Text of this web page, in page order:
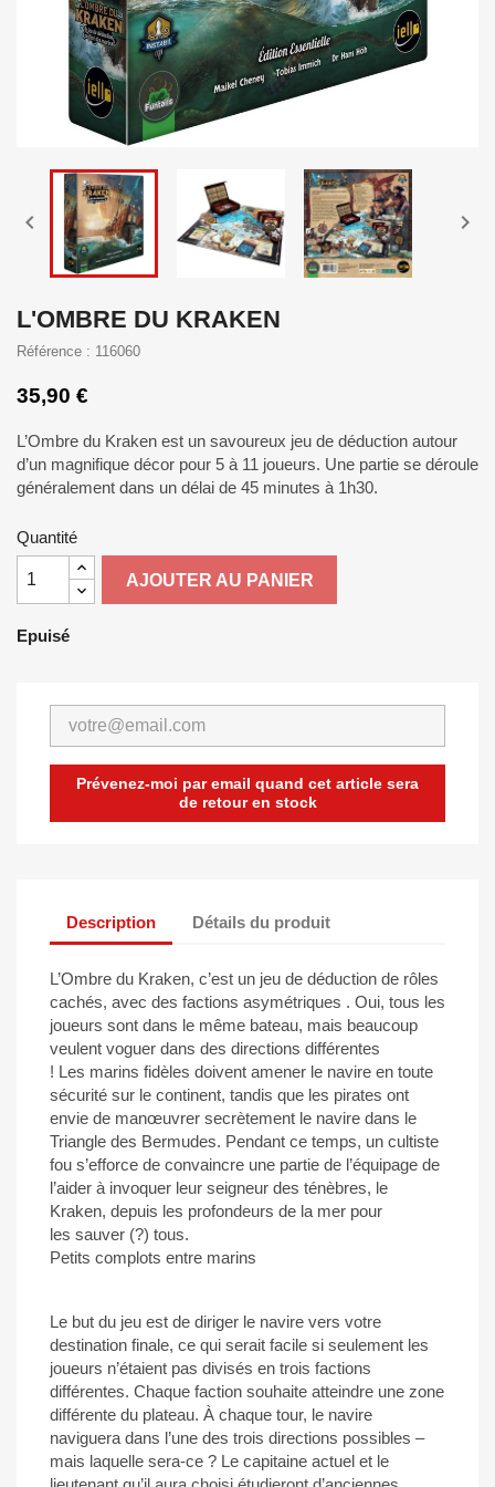
 
L'OMBRE DU KRAKEN
Référence : 116060
35,90 €
L’Ombre du Kraken est un savoureux jeu de déduction autour
d’un magnifique décor pour 5 à 11 joueurs. Une partie se déroule
généralement dans un délai de 45 minutes à 1h30.
Quantité
AJOUTER AU PANIER
Epuisé
Prévenez-moi par email quand cet article sera
de retour en stock
Description Détails du produit
L’Ombre du Kraken, c’est un jeu de déduction de rôles
cachés, avec des factions asymétriques . Oui, tous les
joueurs sont dans le même bateau, mais beaucoup
veulent voguer dans des directions différentes
! Les marins fidèles doivent amener le navire en toute
sécurité sur le continent, tandis que les pirates ont
envie de manœuvrer secrètement le navire dans le
Triangle des Bermudes. Pendant ce temps, un cultiste
fou s’efforce de convaincre une partie de l’équipage de
l’aider à invoquer leur seigneur des ténèbres, le
Kraken, depuis les profondeurs de la mer pour
les sauver (?) tous.
Petits complots entre marins
Le but du jeu est de diriger le navire vers votre
destination finale, ce qui serait facile si seulement les
joueurs n’étaient pas divisés en trois factions
différentes. Chaque faction souhaite atteindre une zone
différente du plateau. À chaque tour, le navire
naviguera dans l’une des trois directions possibles –
mais laquelle sera-ce ? Le capitaine actuel et le